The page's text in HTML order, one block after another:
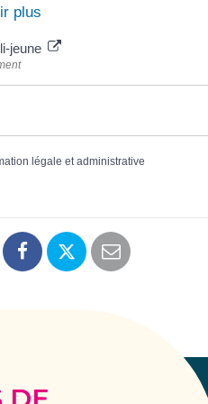
plus
jeune
légale et administrative